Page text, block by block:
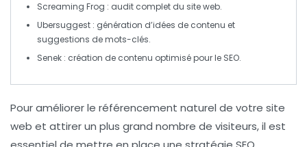
Screaming Frog : audit complet du site web.
Ubersuggest : génération d’idées de contenu et
suggestions demots-clés.
Senek : création de contenu optimisé pour le SEO.
Pour améliorer le référencement naturel de votre site
web et attirer un plus grand nombre de visiteurs, il est